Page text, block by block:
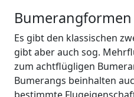
Bumerangformen
Es gibt den klassischen
gibt aber auch sog.
zum achtflügligen
Bumerangs beinhalten